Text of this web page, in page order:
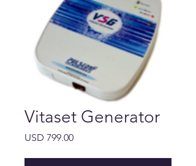
Vitaset Generator
USD 799.00Precio